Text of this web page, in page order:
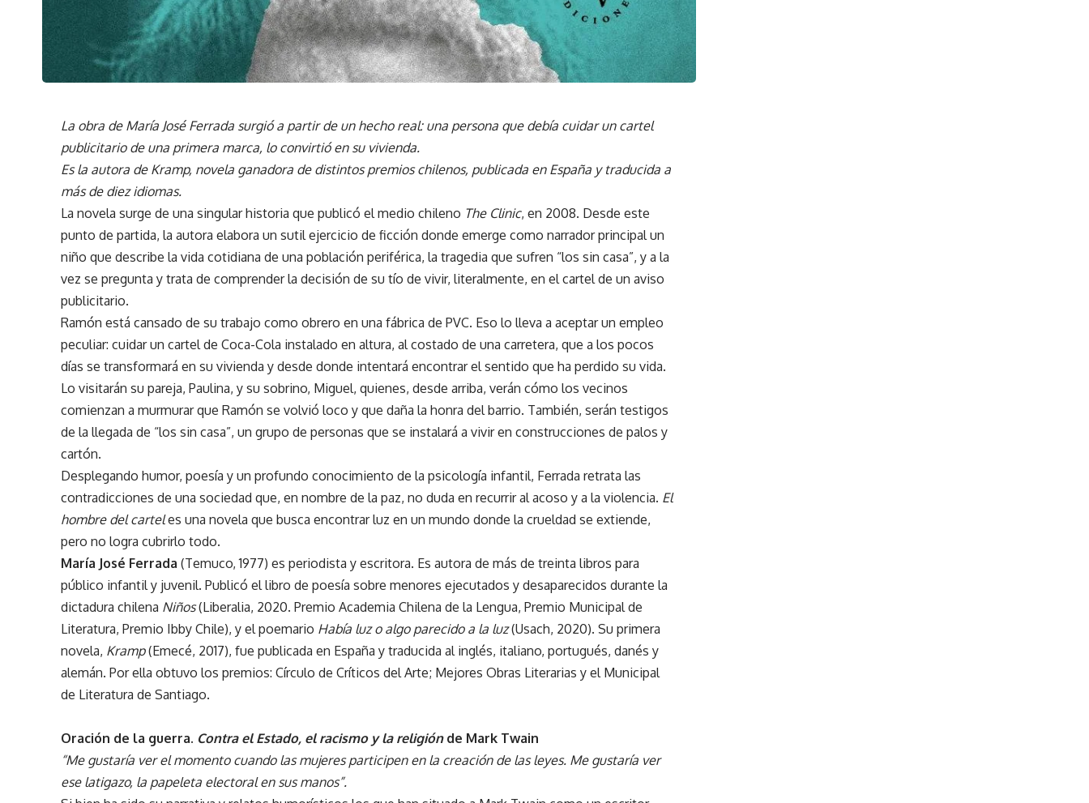
La obra de María José Ferrada surgió a partir de un hecho real: una persona que debía cuidar un cartel
publicitario de una primera marca, lo convirtió en su vivienda.
Es la autora de Kramp, novela ganadora de distintos premios chilenos, publicada en España y traducida a
más de diez idiomas.
La novela surge de una singular historia que publicó el medio chileno The Clinic, en 2008. Desde este
punto de partida, la autora elabora un sutil ejercicio de ficción donde emerge como narrador principal un
niño que describe la vida cotidiana de una población periférica, la tragedia que sufren “los sin casa”, y a la
vez se pregunta y trata de comprender la decisión de su tío de vivir, literalmente, en el cartel de un aviso
publicitario.
Ramón está cansado de su trabajo como obrero en una fábrica de PVC. Eso lo lleva a aceptar un empleo
peculiar: cuidar un cartel de Coca-Cola instalado en altura, al costado de una carretera, que a los pocos
días se transformará en su vivienda y desde donde intentará encontrar el sentido que ha perdido su vida.
Lo visitarán su pareja, Paulina, y su sobrino, Miguel, quienes, desde arriba, verán cómo los vecinos
comienzan a murmurar que Ramón se volvió loco y que daña la honra del barrio. También, serán testigos
de la llegada de “los sin casa”, un grupo de personas que se instalará a vivir en construcciones de palos y
cartón.
Desplegando humor, poesía y un profundo conocimiento de la psicología infantil, Ferrada retrata las
contradicciones de una sociedad que, en nombre de la paz, no duda en recurrir al acoso y a la violencia. El
hombre del carteles una novela que busca encontrar luz en un mundo donde la crueldad se extiende,
pero no logra cubrirlo todo.
María José Ferrada (Temuco, 1977) es periodista y escritora. Es autora de más de treinta libros para
público infantil y juvenil. Publicó el libro de poesía sobre menores ejecutados y desaparecidos durante la
dictadura chilena Niños(Liberalia, 2020. Premio Academia Chilena de la Lengua, Premio Municipal de
Literatura, Premio Ibby Chile), y el poemario Había luz o algo parecido a la luz(Usach, 2020). Su primera
novela, Kramp(Emecé, 2017), fue publicada en España y traducida al inglés, italiano, portugués, danés y
alemán. Por ella obtuvo los premios: Círculo de Críticos del Arte; Mejores Obras Literarias y el Municipal
de Literatura de Santiago.
Oración de la guerra. Contra el Estado, el racismo y la religiónde Mark Twain
“Me gustaría ver el momento cuando las mujeres participen en la creación de las leyes. Me gustaría ver
ese latigazo, la papeleta electoral en sus manos”.